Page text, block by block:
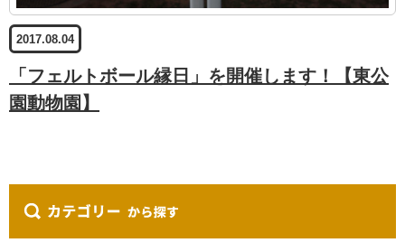
2017.08.04
「フェルトボール縁日」を開催します！【東公
園動物園】